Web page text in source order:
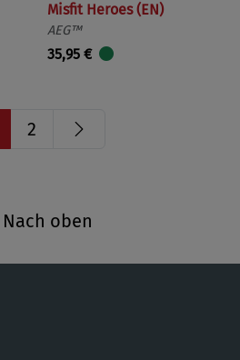
Misfit Heroes (EN)
AEG™
35,95 €
2
Nach oben